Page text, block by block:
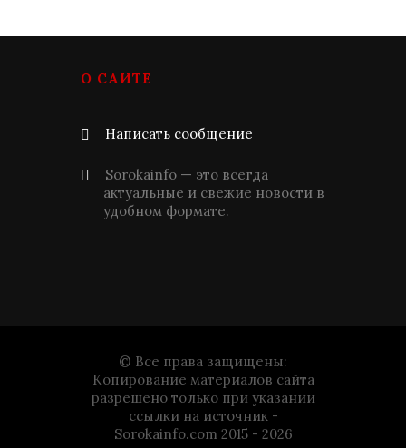
О САЙТЕ
Написать сообщение
Sorokainfo — это всегда
актуальные и свежие новости в
удобном формате.
© Все права защищены:
Копирование материалов сайта
разрешено только при указании
ссылки на источник -
Sorokainfo.com 2015 - 2026